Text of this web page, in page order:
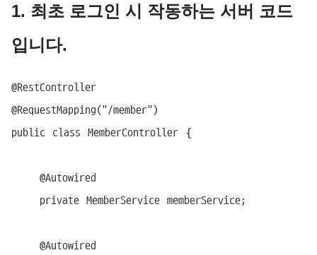
1. 최초 로그인 시 작동하는 서버 코드
입니다.
@RestController
@RequestMapping("/member")
public class MemberController {
    @Autowired
    private MemberService memberService;
    @Autowired